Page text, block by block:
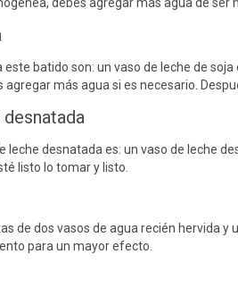
batido son: un vaso de leche de
más agua si es necesario.
leche desnatada es: un vaso de leche
listo lo tomar y listo.
de dos vasos de agua recién hervida
para un mayor efecto.